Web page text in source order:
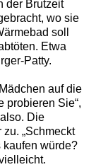
der Brutzeit
wo sie
soll
Etwa
Patty.
auf die
probieren Sie“,
Die
„Schmeckt
kaufen würde?